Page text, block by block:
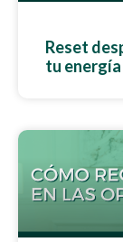
Reset
tu energía